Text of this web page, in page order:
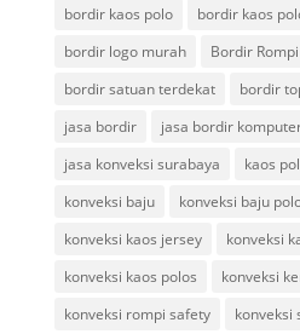
bordir kaos polo
bordir kaos
bordir logo murah
Bordir Rompi
bordir satuan terdekat
bordir
jasa bordir
jasa bordir
jasa konveksi surabaya
kaos
konveksi baju
konveksi baju
konveksi kaos jersey
konveksi
konveksi kaos polos
konveksi
konveksi rompi safety
konveksi